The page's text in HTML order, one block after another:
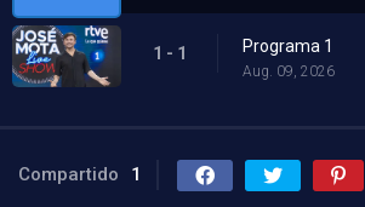
1 - 1 Programa 1
Aug. 09, 2026
Compartido 1